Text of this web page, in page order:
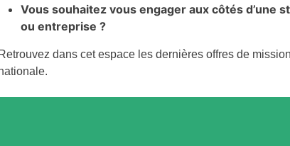
Vous souhaitez vous engager aux côtés d’une
ou entreprise ?
Retrouvez dans cet espace les dernières offres de